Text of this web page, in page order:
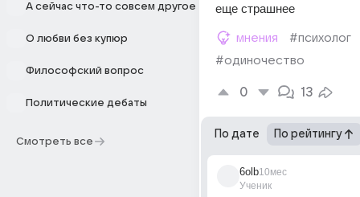
А сейчас что-то совсем другое
О любви без купюр
Философский вопрос
Политические дебаты
Смотреть все
еще страшнее
мнения
#психолог
#одиночество
0 13
По дате По рейтингу
6olb
Ученик
10мес